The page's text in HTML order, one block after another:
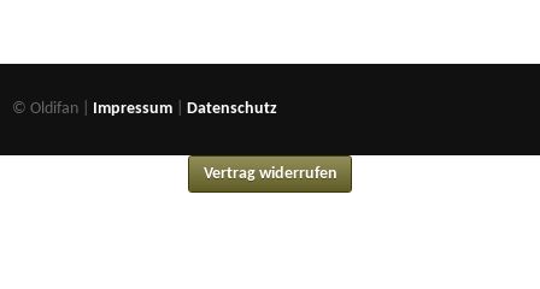
© Oldifan | Impressum Datenschutz
Vertrag widerrufen